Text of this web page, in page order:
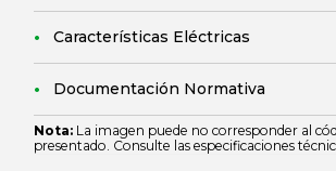
Características Eléctricas
Documentación Normativa
Nota: La imagen puede no corresponder al
presentado. Consulte las especificaciones